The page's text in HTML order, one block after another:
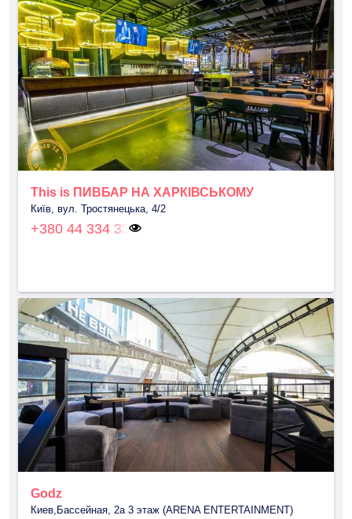
This is ПИВБАР НА ХАРКІВСЬКОМУ
Київ, вул. Тростянецька, 4/2
+380 44 334 33
Godz
Киев,Бассейная, 2а 3 этаж (ARENA ENTERTAINMENT)